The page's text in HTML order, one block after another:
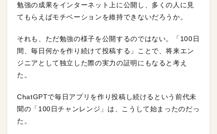
勉強の成果をインターネット上に公開し、多くの人に見
てもらえばモチベーションを維持できないだろうか。
それも、ただ勉強の様子を公開するのではない。「100日
間、毎日何かを作り続けて投稿する」ことで、将来エン
ジニアとして独立した際の実力の証明にもなると考え
た。
ChatGPTで毎日アプリを作り投稿し続けるという前代未
聞の「100日チャンレンジ」は、こうして始まったのだっ
た。